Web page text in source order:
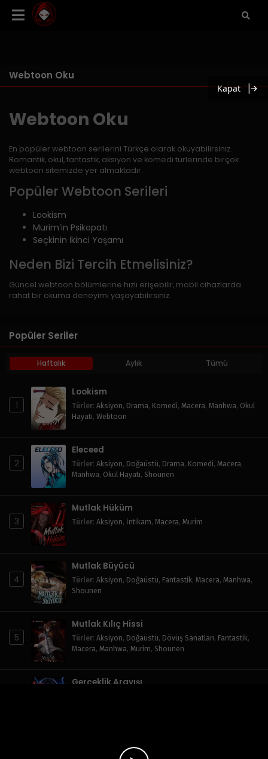
Webtoon Oku
Webtoon Oku
En popüler webtoon serilerini Türkçe olarak okuyabilirsiniz.
Romantik, okul, fantastik, aksiyon ve komedi türlerinde birçok
webtoon sitemizde yer almaktadır.
Popüler Webtoon Serileri
Lookism
Murim’in Psikopatı
Seçkinin İkinci Yaşamı
Neden Bizi Tercih Etmelisiniz?
Güncel webtoon bölümlerine hızlı erişebilir, mobil cihazlarda
rahat bir okuma deneyimi yaşayabilirsiniz.
Popüler Seriler
Haftalık Aylık Tümü
1
Lookism
Türler: Aksiyon, Drama, Komedi, Macera, Manhwa, Okul
Hayatı, Webtoon
2
Eleceed
Türler: Aksiyon, Doğaüstü, Drama, Komedi, Macera,
Manhwa, Okul Hayatı, Shounen
3
Mutlak Hüküm
Türler: Aksiyon, İntikam, Macera, Murim
4
Mutlak Büyücü
Türler: Aksiyon, Doğaüstü, Fantastik, Macera, Manhwa,
Shounen
5
Mutlak Kılıç Hissi
Türler: Aksiyon, Doğaüstü, Dövüş Sanatları, Fantastik,
Macera, Manhwa, Murim, Shounen
Gerçeklik Arayışı
Aksiyon, Doğaüstü
Kapat